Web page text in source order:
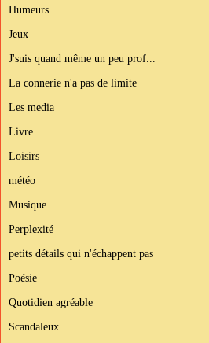
Humeurs
Jeux
J'suis quand même un peu prof...
La connerie n'a pas de limite
Les media
Livre
Loisirs
météo
Musique
Perplexité
petits détails qui n'échappent pas
Poésie
Quotidien agréable
Scandaleux